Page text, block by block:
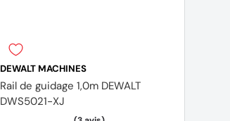
DEWALT MACHINES
Rail de guidage 1,0m DEWALT
DWS5021-XJ